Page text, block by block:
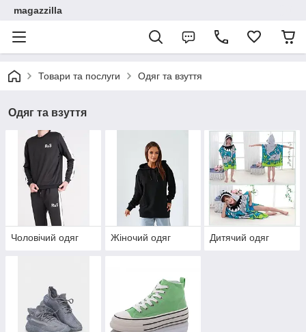
magazzilla
Товари та послуги Одяг та взуття
Одяг та взуття
Чоловічий одяг Жіночий одяг Дитячий одяг